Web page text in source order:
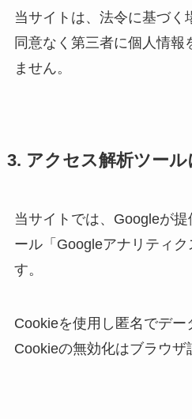
当サイトは、法令に基づく
同意なく第三者に個人情報
ません。
3. アクセス解析ツール
当サイトでは、Googleが
ール「Googleアナリティ
す。
Cookieを使用し匿名でデー
Cookieの無効化はブラウザ